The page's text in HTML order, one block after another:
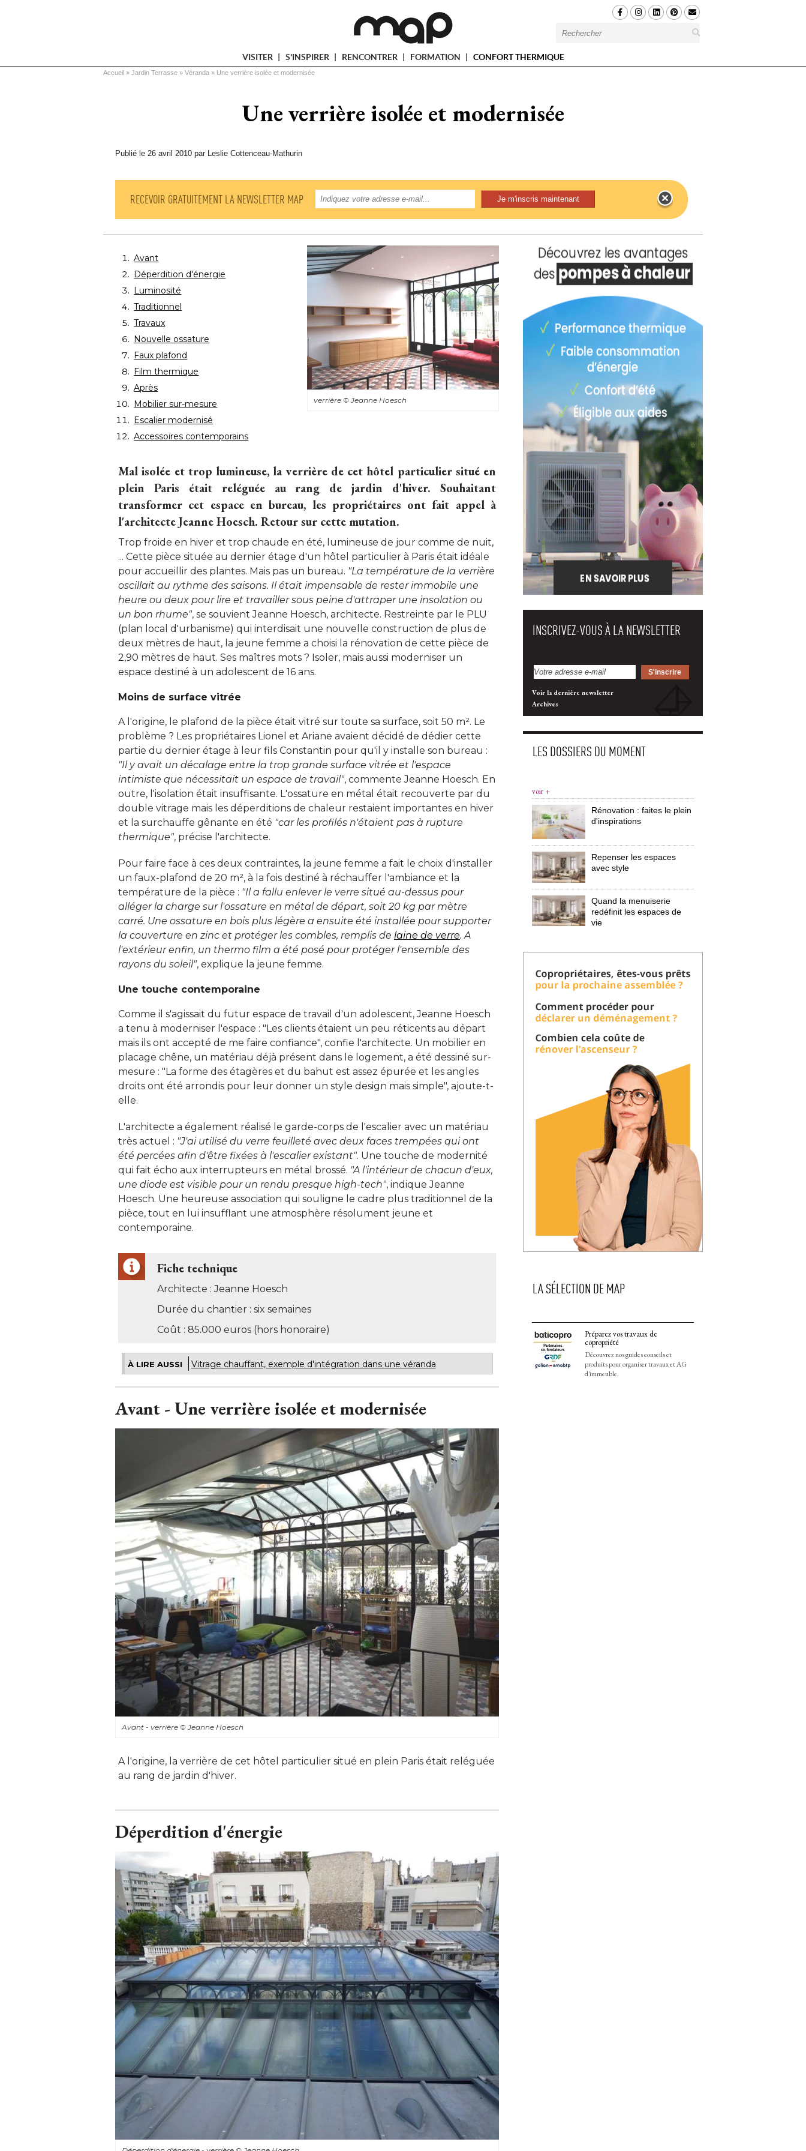
VISITER S'INSPIRER RENCONTRER FORMATION CONFORT THERMIQUE
Vous êtes ici
Accueil » Jardin Terrasse » Véranda » Une verrière isolée et modernisée
Une verrière isolée et modernisée
Publié le 26 avril 2010 par Leslie Cottenceau-Mathurin
RECEVOIR GRATUITEMENT LA NEWSLETTER MAP
verrière © Jeanne Hoesch
Avant
Déperdition d'énergie
Luminosité
Traditionnel
Travaux
Nouvelle ossature
Faux plafond
Film thermique
Après
Mobilier sur-mesure
Escalier modernisé
Accessoires contemporains
Mal isolée et trop lumineuse, la verrière de cet hôtel particulier situé en
plein Paris était reléguée au rang de jardin d'hiver. Souhaitant
transformer cet espace en bureau, les propriétaires ont fait appel à
l'architecte Jeanne Hoesch. Retour sur cette mutation.
Trop froide en hiver et trop chaude en été, lumineuse de jour comme de nuit,
... Cette pièce située au dernier étage d'un hôtel particulier à Paris était idéale
pour accueillir des plantes. Mais pas un bureau. "La température de la verrière
oscillait au rythme des saisons. Il était impensable de rester immobile une
heure ou deux pour lire et travailler sous peine d'attraper une insolation ou
un bon rhume", se souvient Jeanne Hoesch, architecte. Restreinte par le PLU
(plan local d'urbanisme) qui interdisait une nouvelle construction de plus de
deux mètres de haut, la jeune femme a choisi la rénovation de cette pièce de
2,90 mètres de haut. Ses maîtres mots ? Isoler, mais aussi moderniser un
espace destiné à un adolescent de 16 ans.
Moins de surface vitrée
A l'origine, le plafond de la pièce était vitré sur toute sa surface, soit 50 m². Le
problème ? Les propriétaires Lionel et Ariane avaient décidé de dédier cette
partie du dernier étage à leur fils Constantin pour qu'il y installe son bureau :
"Il y avait un décalage entre la trop grande surface vitrée et l'espace
intimiste que nécessitait un espace de travail", commente Jeanne Hoesch. En
outre, l'isolation était insuffisante. L'ossature en métal était recouverte par du
double vitrage mais les déperditions de chaleur restaient importantes en hiver
et la surchauffe gênante en été "car les profilés n'étaient pas à rupture
thermique", précise l'architecte.
Pour faire face à ces deux contraintes, la jeune femme a fait le choix d'installer
un faux-plafond de 20 m², à la fois destiné à réchauffer l'ambiance et la
température de la pièce : "Il a fallu enlever le verre situé au-dessus pour
alléger la charge sur l'ossature en métal de départ, soit 20 kg par mètre
carré. Une ossature en bois plus légère a ensuite été installée pour supporter
la couverture en zinc et protéger les combles, remplis de laine de verre. A
l'extérieur enfin, un thermo film a été posé pour protéger l'ensemble des
rayons du soleil", explique la jeune femme.
Une touche contemporaine
Comme il s'agissait du futur espace de travail d'un adolescent, Jeanne Hoesch
a tenu à moderniser l'espace : "Les clients étaient un peu réticents au départ
mais ils ont accepté de me faire confiance", confie l'architecte. Un mobilier en
placage chêne, un matériau déjà présent dans le logement, a été dessiné sur-
mesure : "La forme des étagères et du bahut est assez épurée et les angles
droits ont été arrondis pour leur donner un style design mais simple", ajoute-t-
elle.
L'architecte a également réalisé le garde-corps de l'escalier avec un matériau
très actuel : "J'ai utilisé du verre feuilleté avec deux faces trempées qui ont
été percées afin d'être fixées à l'escalier existant". Une touche de modernité
qui fait écho aux interrupteurs en métal brossé. "A l'intérieur de chacun d'eux,
une diode est visible pour un rendu presque high-tech", indique Jeanne
Hoesch. Une heureuse association qui souligne le cadre plus traditionnel de la
pièce, tout en lui insufflant une atmosphère résolument jeune et
contemporaine.
Fiche technique
Architecte : Jeanne Hoesch
Durée du chantier : six semaines
Coût : 85.000 euros (hors honoraire)
À LIRE AUSSI Vitrage chauffant, exemple d'intégration dans une véranda
Avant - Une verrière isolée et modernisée
Avant - verrière© Jeanne Hoesch
A l'origine, la verrière de cet hôtel particulier situé en plein Paris était reléguée
au rang de jardin d'hiver.
Déperdition d'énergie
INSCRIVEZ-VOUS À LA NEWSLETTER
Voir la dernière newsletter
Archives
LES DOSSIERS DU MOMENT
voir +
Rénovation : faites le plein
d'inspirations
Repenser les espaces
avec style
Quand la menuiserie
redéfinit les espaces de
vie
LA SÉLECTION DE MAP
Préparez vos travaux de
copropriété
Découvrez nos guides conseils et
produits pour organiser travaux et AG
d'immeuble.